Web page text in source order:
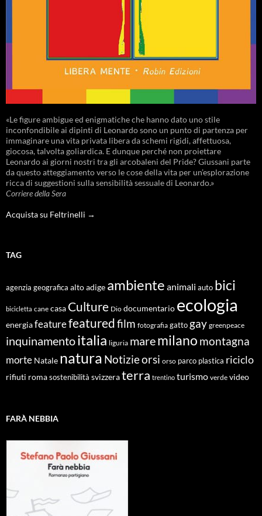
«Le figure ambigue ed enigmatiche che hanno dato uno stile
inconfondibile ai dipinti di Leonardo sono un punto di partenza per
immaginare una vita privata libera da schemi rigidi, affettuosa,
giocosa, talvolta goliardica. E dunque perché non proiettare
Leonardo ai giorni nostri tra gli arcobaleni del Pride? Giussani parte
da questo atteggiamento verso le cose della vita per un’esplorazione
ricca di suggestioni sulla sensibilità sessuale di Leonardo.»
Corriere della Sera
Acquista su Feltrinelli →
TAG
agenzia geografica alto adige ambiente animali auto bici
bicicletta cane casa Culture Dio documentario ecologia
energiafeaturefeaturedfilm fotografia gatto gay greenpeace
inquinamentoitalia liguria maremilano montagna
morte Natale natura Notizieorsi orso parco plastica riciclo
rifiuti roma sostenibilità svizzeraterra trentino turismo verde video
FARÀ NEBBIA